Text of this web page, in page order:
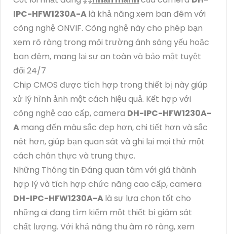
IPC-HFW1230A-Alà khả năng xem ban đêm với
công nghệ ONVIF. Công nghệ này cho phép bạn
xem rõ ràng trong môi trường ánh sáng yếu hoặc
ban đêm, mang lại sự an toàn và bảo mật tuyệt
đối 24/7
Chip CMOS được tích hợp trong thiết bị này giúp
xử lý hình ảnh một cách hiệu quả. Kết hợp với
công nghệ cao cấp, camera DH-IPC-HFW1230A-
Amang đến màu sắc đẹp hơn, chi tiết hơn và sắc
nét hơn, giúp bạn quan sát và ghi lại mọi thứ một
cách chân thực và trung thực.
Những Thông tin Đáng quan tâm với giá thành
hợp lý và tích hợp chức năng cao cấp, camera
DH-IPC-HFW1230A-Alà sự lựa chọn tốt cho
những ai đang tìm kiếm một thiết bị giám sát
chất lượng. Với khả năng thu âm rõ ràng, xem